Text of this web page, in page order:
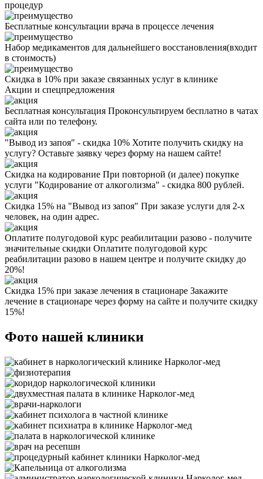
процедур
Бесплатные консультации врача в процессе лечения
Набор медикаментов для дальнейшего восстановления(входит
в стоимость)
Скидка в 10% при заказе связанных услуг в клинике
Акции и спецпредложения
Бесплатная консультация Проконсультируем бесплатно в чатах
сайта или по телефону.
"Вывод из запоя" - скидка 10% Хотите получить скидку на
услугу? Оставьте заявку через форму на нашем сайте!
Скидка на кодирование При повторной (и далее) покупке
услуги "Кодирование от алкоголизма" - скидка 800 рублей.
Скидка 15% на "Вывод из запоя" При заказе услуги для 2-х
человек, на один адрес.
Оплатите полугодовой курс реабилитации разово - получите
значительные скидки Оплатите полугодовой курс
реабилитации разово в нашем центре и получите скидку до
20%!
Скидка 15% при заказе лечения в стационаре Закажите
лечение в стационаре через форму на сайте и получите скидку
15%!
Фото нашей клиники